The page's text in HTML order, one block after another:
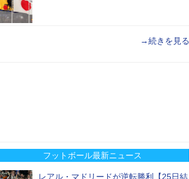
→続きを見る
フットボール最新ニュース
レアル・マドリードが逆転勝利【25日結